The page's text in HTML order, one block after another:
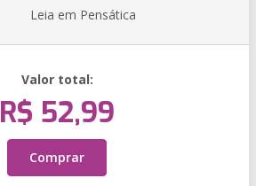
Leia em Pensática
Valor total:
R$ 52,99
Comprar